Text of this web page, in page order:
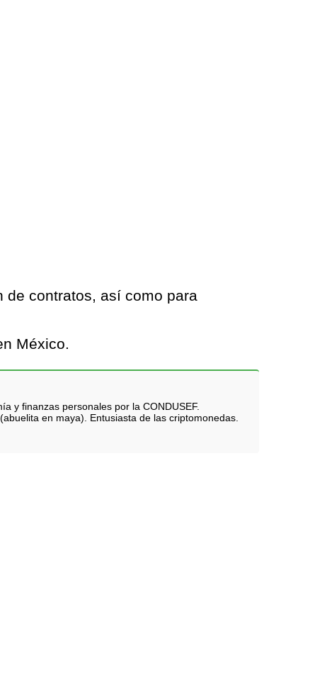
de contratos, así como para
México.
y finanzas personales por la CONDUSEF.
en maya). Entusiasta de las criptomonedas.